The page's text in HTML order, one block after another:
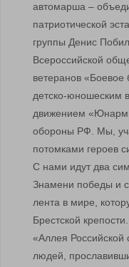
автомарша –
патриотической
группы Денис
Всероссийской
ветеранов «Боевое
детско-юношеским
движением
обороны РФ. Мы,
потомками героев
С нами идут два
Знамени победы и
лента в мире,
Брестской
«Аллея
людей,